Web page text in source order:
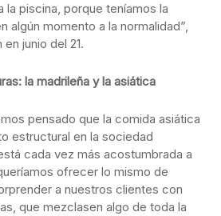
la piscina, porque teníamos la
algún momento a la normalidad”,
junio del 21.
la madrileña y la asiática
pensado que la comida asiática
estructural en la sociedad
cada vez más acostumbrada a
ofrecer lo mismo de
a nuestros clientes con
que mezclasen algo de toda la